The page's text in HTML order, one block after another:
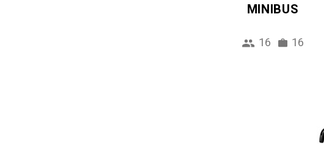
MINIBUS
16 16